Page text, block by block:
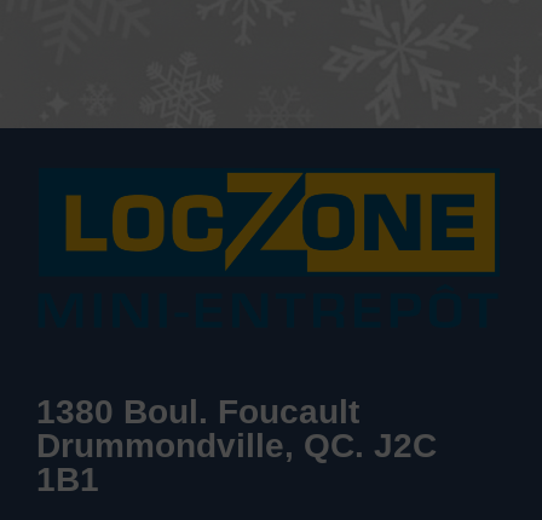
1380 Boul. Foucault
Drummondville, QC. J2C
1B1
RÉSERVEZ
RAPIDEMENT! 819 478-